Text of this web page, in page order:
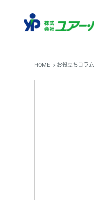
HOME お役立ちコラム